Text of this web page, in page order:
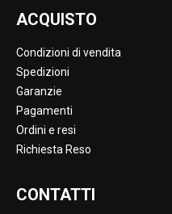
ACQUISTO
Condizioni di vendita
Spedizioni
Garanzie
Pagamenti
Ordini e resi
Richiesta Reso
CONTATTI